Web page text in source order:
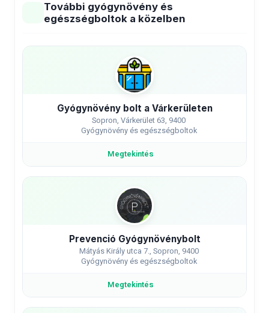
További gyógynövény és
egészségboltok a közelben
Gyógynövény bolt a Várkerületen
Sopron, Várkerület 63, 9400
Gyógynövény és egészségboltok
Megtekintés
Prevenció Gyógynövénybolt
Mátyás Király utca 7., Sopron, 9400
Gyógynövény és egészségboltok
Megtekintés